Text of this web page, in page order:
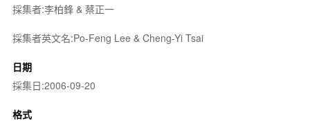
採集者:李柏鋒 & 蔡正一
採集者英文名:Po-Feng Lee & Cheng-Yi Tsai
日期
採集日:2006-09-20
格式